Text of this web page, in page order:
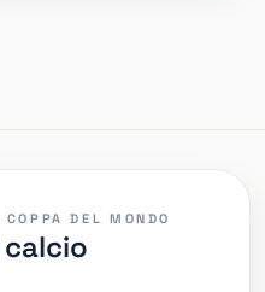
DEL MONDO